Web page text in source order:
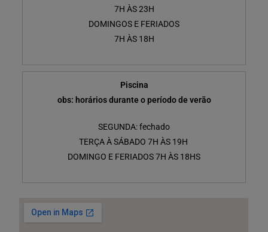
7H ÀS 23H
DOMINGOS E FERIADOS
7H ÀS 18H
Piscina
obs: horários durante o período de verão
SEGUNDA: fechado
TERÇA À SÁBADO 7H ÀS 19H
DOMINGO E FERIADOS 7H ÀS 18HS